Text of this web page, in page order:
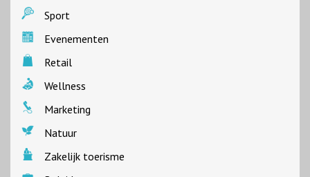
Sport
Evenementen
Retail
Wellness
Marketing
Natuur
Zakelijk toerisme